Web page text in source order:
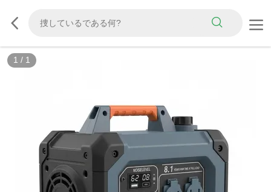
1 / 1